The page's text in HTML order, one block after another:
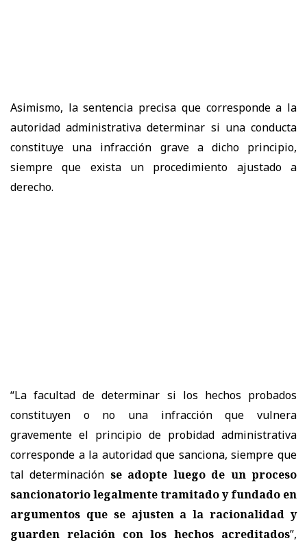
Asimismo, la sentencia precisa que corresponde a la
autoridad administrativa determinar si una conducta
constituye una infracción grave a dicho principio,
siempre que exista un procedimiento ajustado a
derecho.
“La facultad de determinar si los hechos probados
constituyen o no una infracción que vulnera
gravemente el principio de probidad administrativa
corresponde a la autoridad que sanciona, siempre que
tal determinación se adopte luego de un proceso
sancionatorio legalmente tramitado y fundado en
argumentos que se ajusten a la racionalidad y
guarden relación con los hechos acreditados”,